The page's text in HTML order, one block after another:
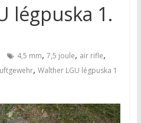
légpuska 1.
4,5 mm, 7,5 joule, air rifle,
, Walther LGU légpuska 1